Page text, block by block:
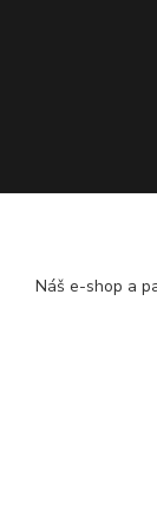
Náš e-shop a